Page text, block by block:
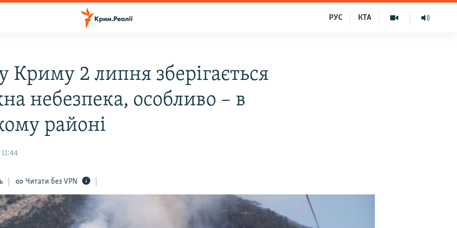
КТА
РУС
2 липня зберігається
небезпека, особливо – в
районі
Читати без VPN